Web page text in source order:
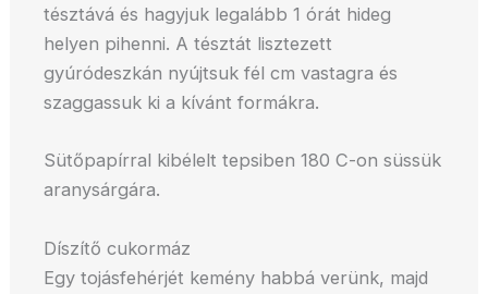
tésztává és hagyjuk legalább 1 órát hideg
helyen pihenni. A tésztát lisztezett
gyúródeszkán nyújtsuk fél cm vastagra és
szaggassuk ki a kívánt formákra.
Sütőpapírral kibélelt tepsiben 180 C-on süssük
aranysárgára.
Díszítő cukormáz
Egy tojásfehérjét kemény habbá verünk, majd